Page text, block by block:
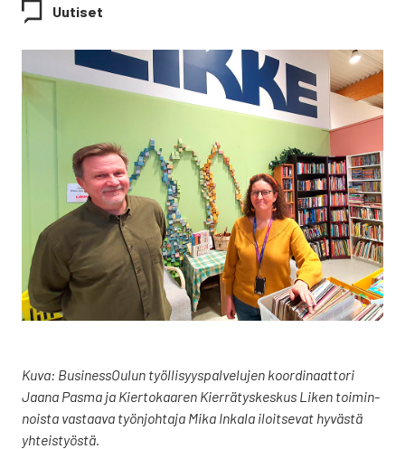
Uutiset
Kuva: Business­Oulun työl­li­syys­pal­ve­lu­jen koor­di­naat­to­ri
Jaa­na Pas­ma ja Kier­to­kaa­ren Kier­rä­tys­kes­kus Liken toi­min­
nois­ta vas­taa­va työn­joh­ta­ja Mika Inka­la iloit­se­vat hyväs­tä
yhteis­työs­tä.